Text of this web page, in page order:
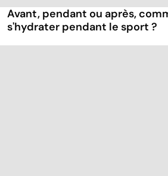
Avant, pendant ou après,
s'hydrater pendant le sport ?